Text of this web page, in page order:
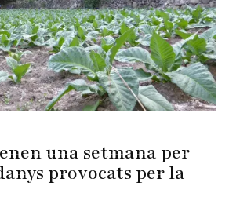
una setmana per
provocats per la